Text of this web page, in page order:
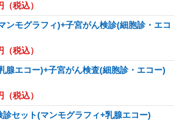
（税込）
ンモグラフィ)+子宮がん検診(細胞診・エコ
（税込）
腺エコー)+子宮がん検査(細胞診・エコー)
（税込）
診セット(マンモグラフィ+乳腺エコー)